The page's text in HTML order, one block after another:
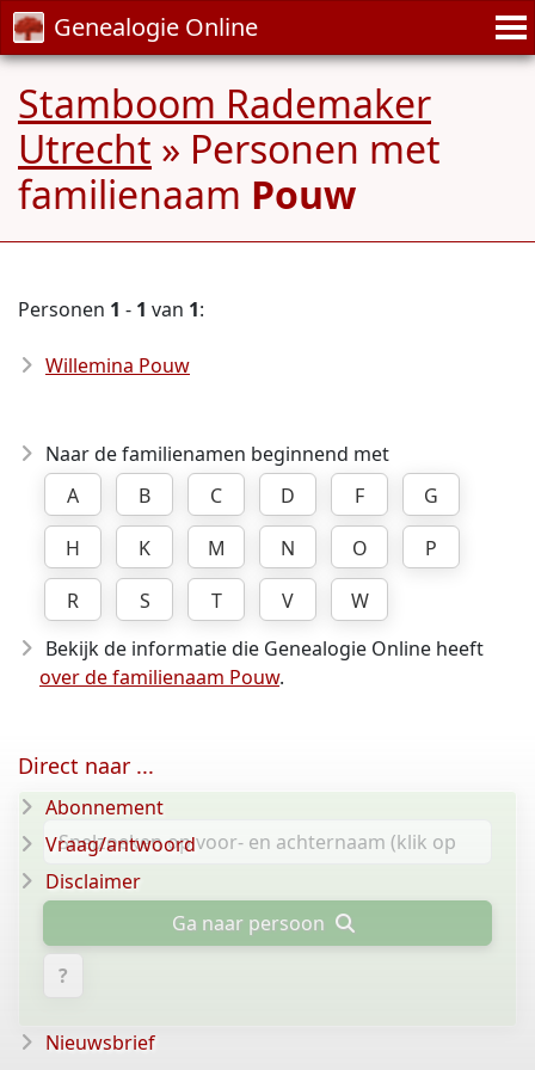
Genealogie Online
Stamboom Rademaker
Utrecht » Personen met
familienaam Pouw
Personen 1 - 1 van 1:
Willemina Pouw
Naar de familienamen beginnend met
A
B C D F
G
H
K M N O
P
R
S T V
W
Bekijk de informatie die Genealogie Online heeft
over de familienaam Pouw.
Ga naar persoon
?
Direct naar ...
Abonnement
Vraag/antwoord
Disclaimer
Nieuwsbrief